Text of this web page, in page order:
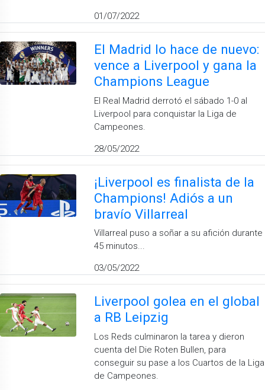
01/07/2022
El Madrid lo hace de nuevo:
vence a Liverpool y gana la
Champions League
El Real Madrid derrotó el sábado 1-0 al
Liverpool para conquistar la Liga de
Campeones.
28/05/2022
¡Liverpool es finalista de la
Champions! Adiós a un
bravío Villarreal
Villarreal puso a soñar a su afición durante
45 minutos...
03/05/2022
Liverpool golea en el global
a RB Leipzig
Los Reds culminaron la tarea y dieron
cuenta del Die Roten Bullen, para
conseguir su pase a los Cuartos de la Liga
de Campeones.